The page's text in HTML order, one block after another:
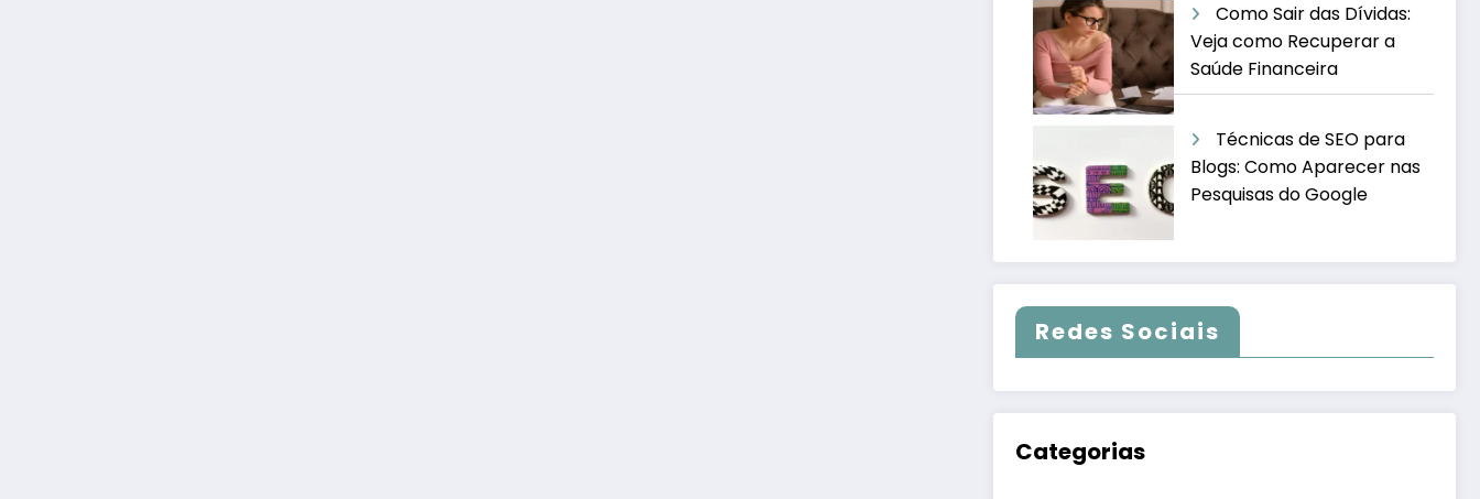
Como Sair das Dívidas:
Veja como Recuperar a
Saúde Financeira
Técnicas de SEO para
Blogs: Como Aparecer nas
Pesquisas do Google
Redes Sociais
Categorias